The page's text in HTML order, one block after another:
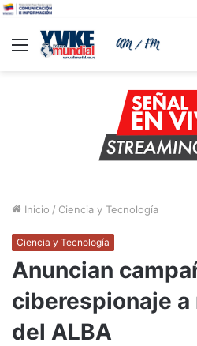
Menu
Inicio / Ciencia y Tecnología
Ciencia y Tecnología
Anuncian
ciberespionaje
del ALBA